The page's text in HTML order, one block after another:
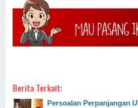
Berita Terkait:
Persoalan Perpanjangan